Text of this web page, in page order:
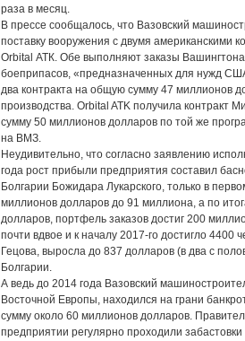
раза в месяц.
В прессе сообщалось, что Вазовский
поставку вооружения с двумя американскими
Orbital АТК. Обе выполняют заказы
боеприпасов, «предназначенных для нужд
два контракта на общую сумму 47 миллионов
производства. Orbital ATK получила контракт
сумму 50 миллионов долларов по той же
на ВМЗ.
Неудивительно, что согласно заявлению
года рост прибыли предприятия составил
Болгарии Божидара Лукарского, только в
миллионов долларов до 91 миллиона, а по
долларов, портфель заказов достиг 200
почти вдвое и к началу 2017-го достигло 4400
Гецова, выросла до 837 долларов (в два с
Болгарии.
А ведь до 2014 года Вазовский
Восточной Европы, находился на грани
сумму около 60 миллионов долларов.
предприятии регулярно проходили